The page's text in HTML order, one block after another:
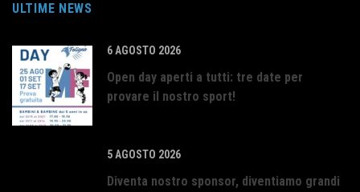
ULTIME NEWS
6 AGOSTO 2026
Open day aperti a tutti: tre date per
provare il nostro sport!
5 AGOSTO 2026
Diventa nostro sponsor, diventiamo grandi